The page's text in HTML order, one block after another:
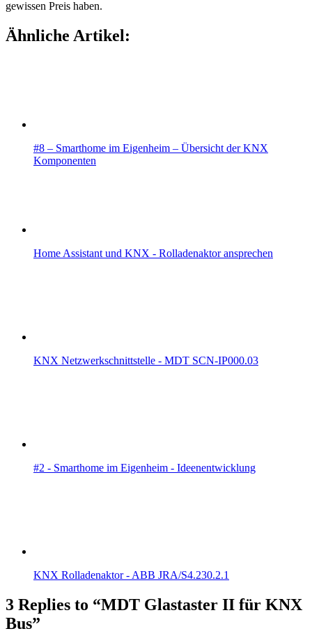
gewissen Preis haben.
Ähnliche Artikel:
#8 – Smarthome im Eigenheim – Übersicht der KNX
Komponenten
Home Assistant und KNX - Rolladenaktor ansprechen
KNX Netzwerkschnittstelle - MDT SCN-IP000.03
#2 - Smarthome im Eigenheim - Ideenentwicklung
KNX Rolladenaktor - ABB JRA/S4.230.2.1
3 Replies to “MDT Glastaster II für KNX
Bus”